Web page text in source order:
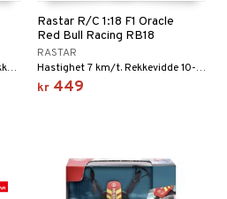
Hastighet opptil 6-8 km/t. Rekkevidde 10-15 meter.
Rastar R/C 1:18 F1 Oracle
Red Bull Racing RB18
RASTAR
Hastighet 7 km/t. Rekkevidde 10-15 meter.
kr 449